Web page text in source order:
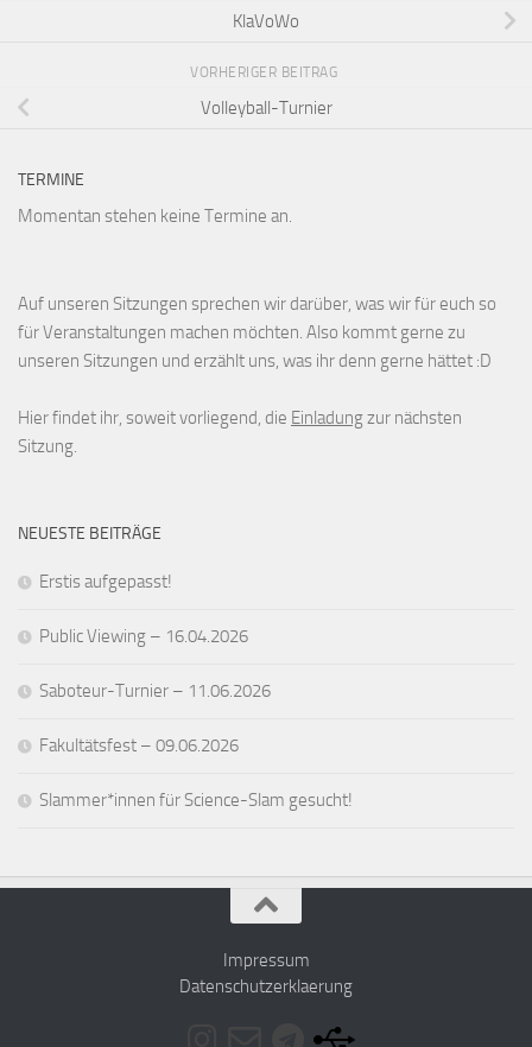
KlaVoWo
VORHERIGER BEITRAG
Volleyball-Turnier
TERMINE
Momentan stehen keine Termine an.
Auf unseren Sitzungen sprechen wir darüber, was wir für euch so
für Veranstaltungen machen möchten. Also kommt gerne zu
unseren Sitzungen und erzählt uns, was ihr denn gerne hättet :D
Hier findet ihr, soweit vorliegend, die Einladungzur nächsten
Sitzung.
NEUESTE BEITRÄGE
Erstis aufgepasst!
Public Viewing – 16.04.2026
Saboteur-Turnier – 11.06.2026
Fakultätsfest – 09.06.2026
Slammer*innen für Science-Slam gesucht!
Impressum
Datenschutzerklaerung